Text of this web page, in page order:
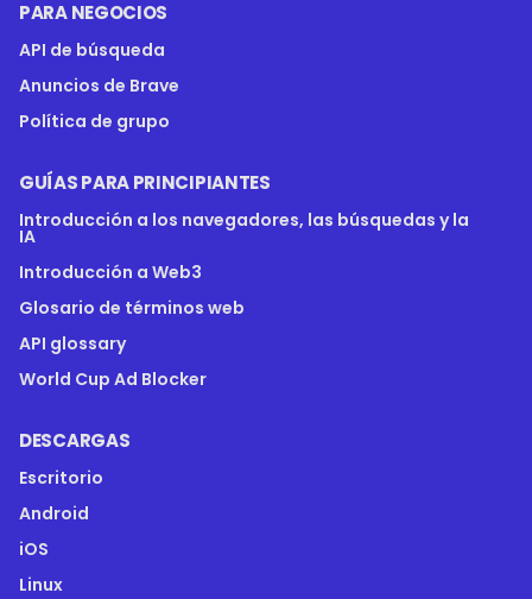
PARA NEGOCIOS
API de búsqueda
Anuncios de Brave
Política de grupo
GUÍAS PARA PRINCIPIANTES
Introducción a los navegadores, las búsquedas y la
IA
Introducción a Web3
Glosario de términos web
API glossary
World Cup Ad Blocker
DESCARGAS
Escritorio
Android
iOS
Linux